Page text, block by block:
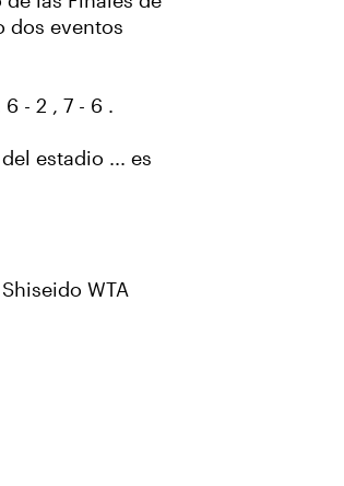
dos eventos
- 2 , 7 - 6 .
estadio ... es
WTA